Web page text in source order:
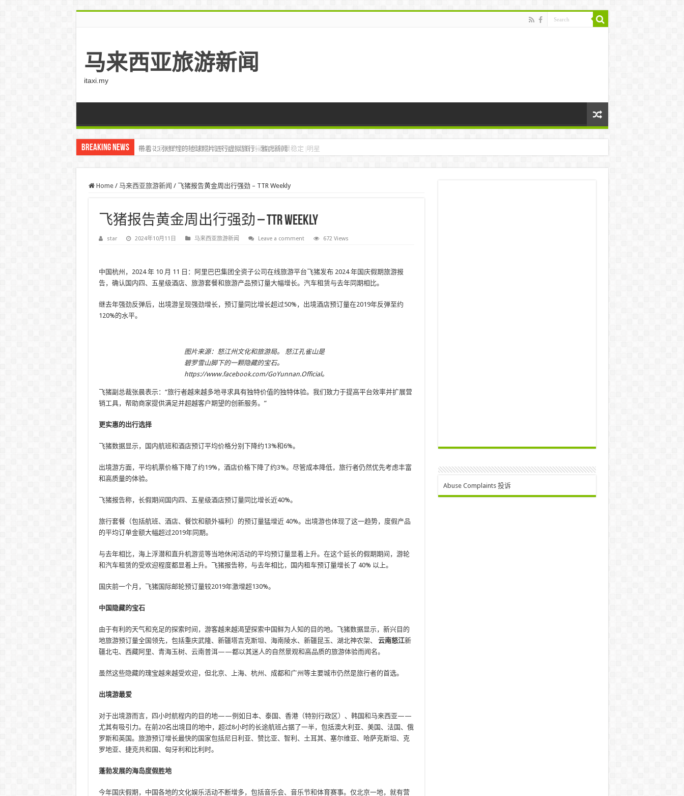
马来西亚旅游新闻
itaxi.my
Breaking News 带着 25 张辉煌的地球照片进行虚拟旅行 – 雅虎新闻
Home / 马来西亚旅游新闻 / 飞猪报告黄金周出行强劲 – TTR Weekly
飞猪报告黄金周出行强劲 – TTR Weekly
star 2024年10月11日 马来西亚旅游新闻 Leave a comment 672 Views
中国杭州，2024 年 10 月 11 日：阿里巴巴集团全资子公司在线旅游平台飞猪发布 2024 年国庆假期旅游报
告，确认国内四、五星级酒店、旅游套餐和旅游产品预订量大幅增长。汽车租赁与去年同期相比。
继去年强劲反弹后，出境游呈现强劲增长，预订量同比增长超过50%，出境酒店预订量在2019年反弹至约
120%的水平。
图片来源：怒江州文化和旅游局。
怒江孔雀山是
碧罗雪山脚下的一颗隐藏的宝石。
https://www.facebook.com/GoYunnan.Official。
飞猪副总裁张晨表示：“旅行者越来越多地寻求具有独特价值的独特体验。我们致力于提高平台效率并扩展营
销工具，帮助商家提供满足并超越客户期望的创新服务。”
更实惠的出行选择
飞猪数据显示，国内航班和酒店预订平均价格分别下降约13%和6%。
出境游方面，平均机票价格下降了约19%，酒店价格下降了约3%。尽管成本降低，旅行者仍然优先考虑丰富
和高质量的体验。
飞猪报告称，长假期间国内四、五星级酒店预订量同比增长近40%。
旅行套餐（包括航班、酒店、餐饮和额外福利）的预订量猛增近 40%。出境游也体现了这一趋势，度假产品
的平均订单金额大幅超过2019年同期。
与去年相比，海上浮潜和直升机游览等当地休闲活动的平均预订量显着上升。在这个延长的假期期间，游轮
和汽车租赁的受欢迎程度都显着上升。飞猪报告称，与去年相比，国内租车预订量增长了 40% 以上。
国庆前一个月，飞猪国际邮轮预订量较2019年激增超130%。
中国隐藏的宝石
由于有利的天气和充足的探索时间，游客越来越渴望探索中国鲜为人知的目的地。飞猪数据显示，新兴目的
地旅游预订量全国领先，包括重庆武隆、新疆塔吉克斯坦、海南陵水、新疆昆玉、湖北神农架、 云南怒江新
疆北屯、西藏阿里、青海玉树、云南普洱——都以其迷人的自然景观和高品质的旅游体验而闻名。
虽然这些隐藏的瑰宝越来越受欢迎，但北京、上海、杭州、成都和广州等主要城市仍然是旅行者的首选。
出境游最爱
对于出境游而言，四小时航程内的目的地——例如日本、泰国、香港（特别行政区）、韩国和马来西亚——
尤其有吸引力。在前20名出境目的地中，超过8小时的长途航班占据了一半，包括澳大利亚、美国、法国、俄
罗斯和英国。旅游预订增长最快的国家包括尼日利亚、赞比亚、智利、土耳其、塞尔维亚、哈萨克斯坦、克
罗地亚、捷克共和国、匈牙利和比利时。
蓬勃发展的海岛度假胜地
今年国庆假期，中国各地的文化娱乐活动不断增多，包括音乐会、音乐节和体育赛事。仅北京一地，就有营
Abuse Complaints 投诉